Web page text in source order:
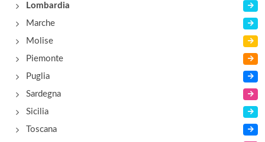
Casa La Scalinata
salita Mella 21, Bellagio
Lombardia
Marche
Molise
Piemonte
Puglia
Sardegna
Sicilia
Toscana